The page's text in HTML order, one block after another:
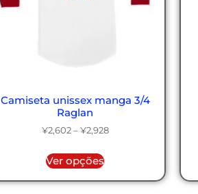
Camiseta unissex manga 3/4
Raglan
¥2,602 – ¥2,928
Ver opções